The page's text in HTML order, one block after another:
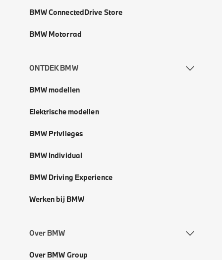
BMW ConnectedDrive Store
BMW Motorrad
ONTDEK BMW
BMW modellen
Elektrische modellen
BMW Privileges
BMW Individual
BMW Driving Experience
Werken bij BMW
Over BMW
Over BMW Group